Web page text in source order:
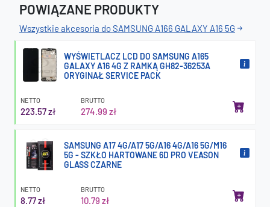
POWIĄZANE PRODUKTY
Wszystkie akcesoria do SAMSUNG A166 GALAXY A16 5G
WYŚWIETLACZ LCD DO SAMSUNG A165
GALAXY A16 4G Z RAMKĄ GH82-36253A
ORYGINAŁ SERVICE PACK
NETTO
223.57 zł
BRUTTO
274.99 zł
SAMSUNG A17 4G/A17 5G/A16 4G/A16 5G/M16
5G - SZKŁO HARTOWANE 6D PRO VEASON
GLASS CZARNE
NETTO
8.77 zł
BRUTTO
10.79 zł